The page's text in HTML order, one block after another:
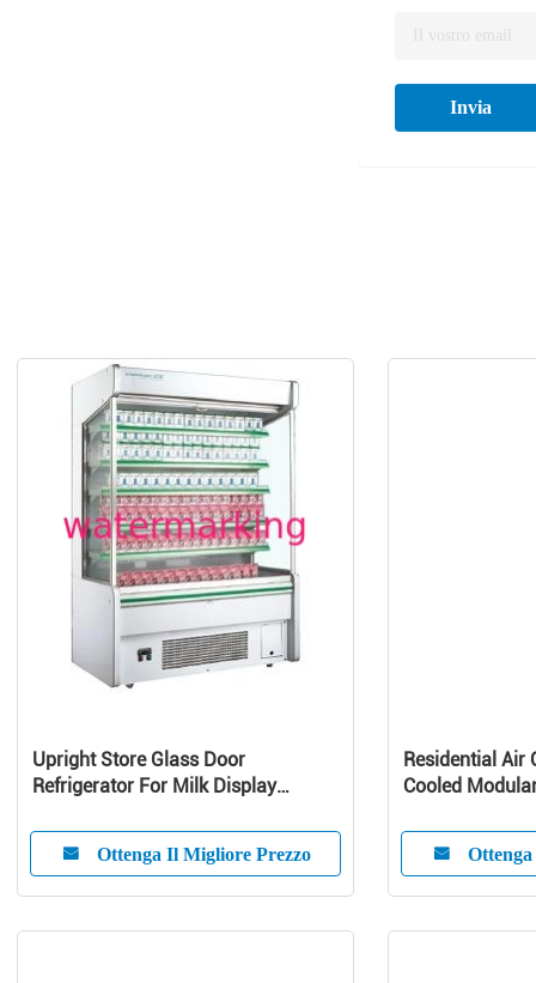
Invia
Upright Store Glass Door
Refrigerator For Milk Display
Ottenga Il Migliore Prezzo
Residential Air
Cooled